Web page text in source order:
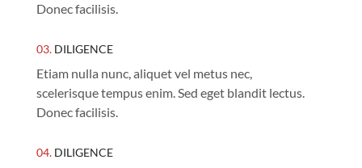
Donec facilisis.
03.DILIGENCE
Etiam nulla nunc, aliquet vel metus nec,
scelerisque tempus enim. Sed eget blandit lectus.
Donec facilisis.
04.DILIGENCE